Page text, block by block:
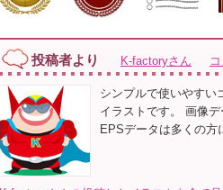
投稿者より K-factoryさん
シンプルで使いやす
イラストです。 画像
EPSデータは多くの方